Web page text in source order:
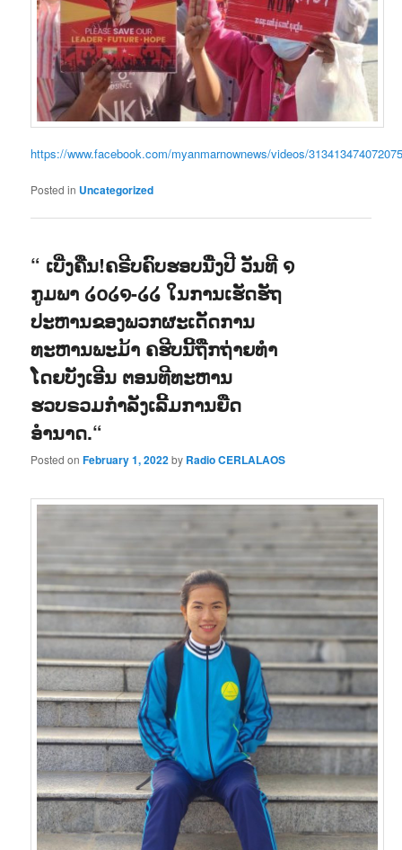
https://www.facebook.com/myanmarnownews/videos/
Posted in Uncategorized
“ ເບີ່ງຄືນ!ຄຣີບຄົບຮອບນື່ງປີ ວັນທີ ໑
ກູມພາ ໒໐໒໑-໒໒ ໃນການເຮັດຮັຖ
ປະຫານຂອງພວກຜະເດັດການ
ທະຫານພະມ້າ ຄຮີບນີ້ຖືກຖ່າຍທຳ
ໂດຍບັງເອີນ ຕອນທີທະຫານ
ຮວບຣວມກຳລັງເລີ້ມການຍືດ
ອຳນາດ.“
Posted onFebruary 1, 2022by Radio CERLALAOS